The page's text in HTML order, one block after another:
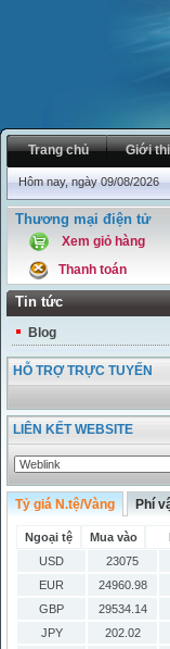
Trang chủ Giới
Hôm nay, ngày 09/08/2026
Thương mại điện tử
Xem giỏ hàng
Thanh toán
Tin tức
Blog
HỖ TRỢ TRỰC TUYẾN
LIÊN KẾT WEBSITE
Tỷ giá N.tệ/Vàng Phí
Ngoại tệ Mua vào
USD
23075
EUR
24960.98
GBP
29534.14
JPY
202.02